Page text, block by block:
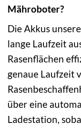
Mähroboter?
Die Akkus
lange Laufzeit
Rasenflächen
genaue Laufzeit
über eine
Ladestation,